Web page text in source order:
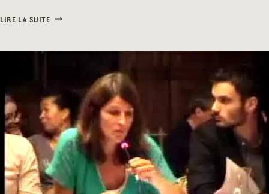
LIRE LA SUITE14/09/15
DE